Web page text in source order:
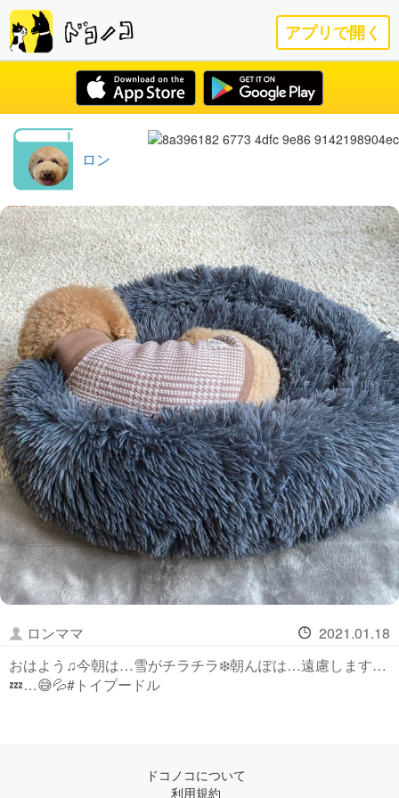
アプリで開く
ロン
ロンママ
2021.01.18
おはよう♫今朝は…雪がチラチラ❄️朝んぽは…遠慮します…
💤…😅💦#トイプードル
ドコノコについて
利用規約